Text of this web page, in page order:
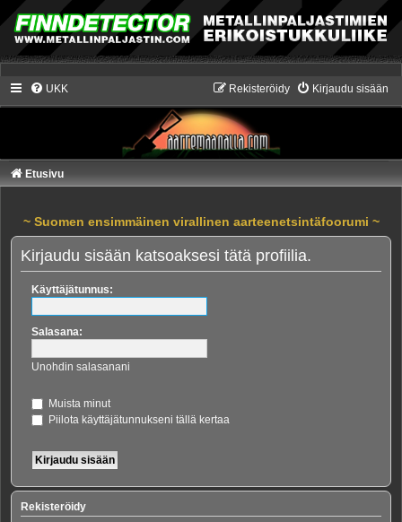
UKK Kirjaudu sisään
Rekisteröidy
Etusivu
~ Suomen ensimmäinen virallinen aarteenetsintäfoorumi ~
Kirjaudu sisään katsoaksesi tätä profiilia.
Käyttäjätunnus:
Salasana:
Unohdin salasanani
Muista minut
Piilota käyttäjätunnukseni tällä kertaa
Rekisteröidy